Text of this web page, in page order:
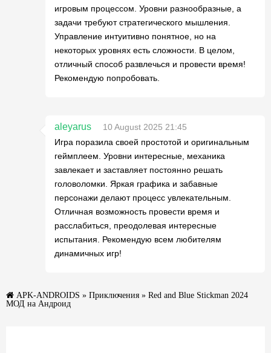
игровым процессом. Уровни разнообразные, а
задачи требуют стратегического мышления.
Управление интуитивно понятное, но на
некоторых уровнях есть сложности. В целом,
отличный способ развлечься и провести время!
Рекомендую попробовать.
aleyarus
10 August 2025 21:45
Игра поразила своей простотой и оригинальным
геймплеем. Уровни интересные, механика
завлекает и заставляет постоянно решать
головоломки. Яркая графика и забавные
персонажи делают процесс увлекательным.
Отличная возможность провести время и
расслабиться, преодолевая интересные
испытания. Рекомендую всем любителям
динамичных игр!
APK-ANDROIDS » Приключения » Red and Blue Stickman 2024
МОД на Андроид